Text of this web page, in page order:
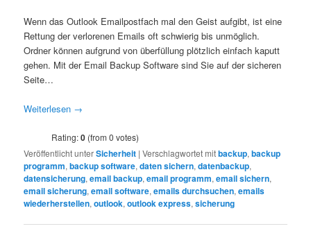
Wenn das Outlook Emailpostfach mal den Geist aufgibt, ist eine
Rettung der verlorenen Emails oft schwierig bis unmöglich.
Ordner können aufgrund von überfüllung plötzlich einfach kaputt
gehen. Mit der Email Backup Software sind Sie auf der sicheren
Seite…
Weiterlesen →
Rating:0 (from 0 votes)
Veröffentlicht unterSicherheit |Verschlagwortet mitbackup,backup
programm,backup software,daten sichern,datenbackup,
datensicherung,email backup,email programm,email sichern,
email sicherung,email software,emails durchsuchen,emails
wiederherstellen,outlook,outlook express,sicherung